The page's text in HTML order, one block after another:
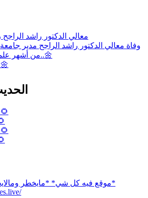
معالي الدكتور راشد الراجح
وفاة معالي الدكتور راشد الراجح مدير
🌼من أشهر علماء الشناقطة..🌼
🌼إشراقة نبوية 🌼
🌻إشراقة نبوية 🌻
🌻إشراقة نبوية 🌻